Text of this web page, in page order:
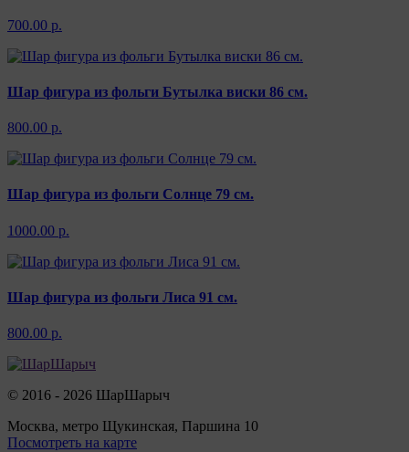
700.00 р.
Шар фигура из фольги Бутылка виски 86 см.
800.00 р.
Шар фигура из фольги Солнце 79 см.
1000.00 р.
Шар фигура из фольги Лиса 91 см.
800.00 р.
© 2016 - 2026 ШарШарыч
Москва, метро Щукинская, Паршина 10
Посмотреть на карте